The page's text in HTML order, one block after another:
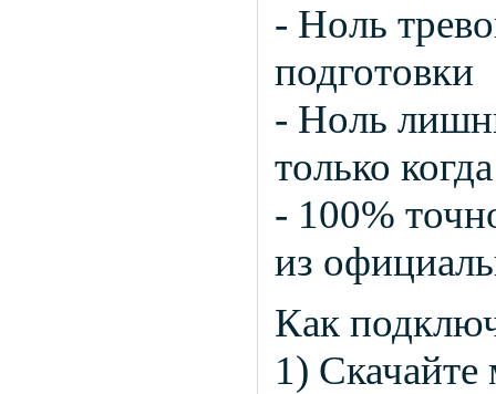
- Ноль
подготовки
- Ноль
только
- 100%
из
Как
1)